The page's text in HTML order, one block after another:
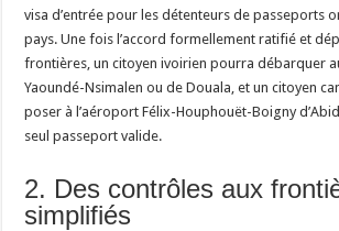
visa d’entrée pour les détenteurs de passeports
pays. Une fois l’accord formellement ratifié et
frontières, un citoyen ivoirien pourra débarquer
Yaoundé-Nsimalen ou de Douala, et un citoyen
poser à l’aéroport Félix-Houphouët-Boigny
seul passeport valide.
2. Des contrôles aux
simplifiés